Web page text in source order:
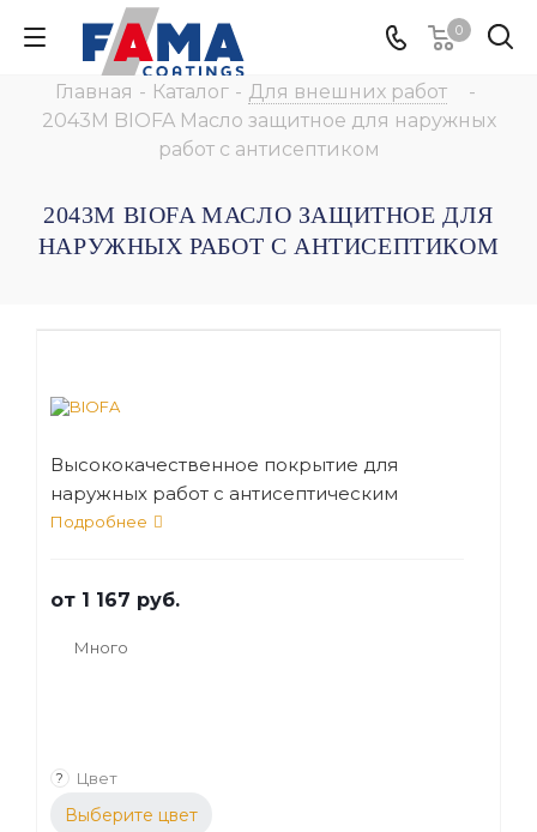
0
Главная - Каталог - Для внешних работ
-
2043M BIOFA Масло защитное для наружных
работ с антисептиком
2043M BIOFA МАСЛО ЗАЩИТНОЕ ДЛЯ
НАРУЖНЫХ РАБОТ С АНТИСЕПТИКОМ
Высококачественное покрытие для
наружных работ с антисептическим
эффектом, изготовленное из
деревянных фасадов и прочих
поверхностей, выполненных из любых
Подробнее
от 1 167 руб.
Много
? Цвет
Выберите цвет